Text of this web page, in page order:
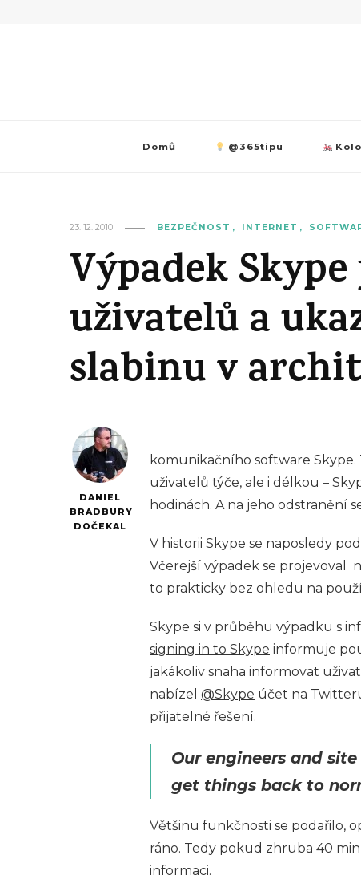
Domů @365tipu
23. 12. 2010 BEZPEČNOST INTERNET
Výpadek
uživatelů a
slabinu v
DANIEL
BRADBURY
DOČEKAL
komunikačního software
uživatelů týče, ale i délkou –
hodinách. A na jeho odstranění
V historii Skype se naposledy
Včerejší výpadek se projevoval
to prakticky bez ohledu na
Skype si v průběhu výpadku s
signing in to Skype informuje
jakákoliv snaha informovat
nabízel @Skype účet na
přijatelné řešení.
Our engineers and
get things back to
Většinu funkčnosti se podařilo,
ráno. Tedy pokud zhruba 40
informaci.